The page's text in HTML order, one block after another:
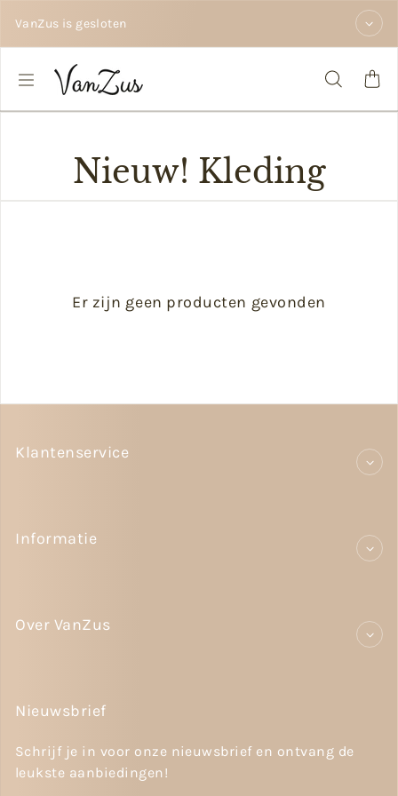
VanZus is gesloten
Nieuw! Kleding
Er zijn geen producten gevonden
Klantenservice
Informatie
Over VanZus
Nieuwsbrief
Schrijf je in voor onze nieuwsbrief en ontvang de
leukste aanbiedingen!